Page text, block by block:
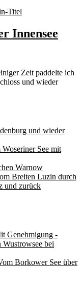
Innensee
Zeit paddelte ich
und wieder
und wieder
See mit
Warnow
Breiten Luzin durch
und zurück
Genehmigung -
Wustrowsee bei
Borkower See über